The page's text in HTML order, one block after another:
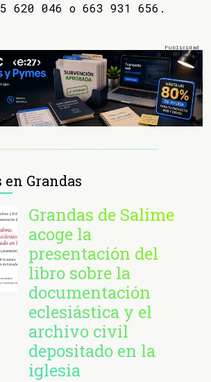
620 046 o 663 931 656.
Grandas
Grandas de Salime
acoge la
presentación del
libro sobre la
documentación
eclesiástica y el
archivo civil
depositado en la
iglesia